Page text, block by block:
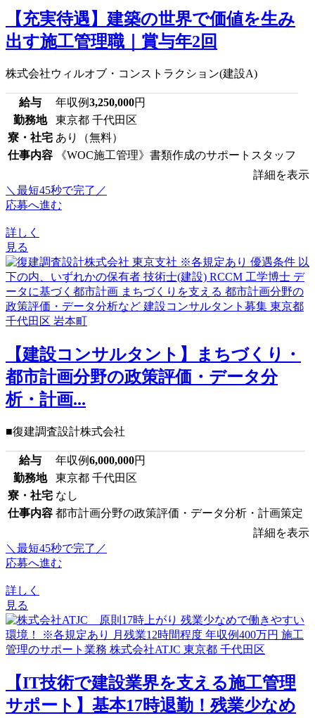
【充実待遇】建築の世界で価値を生み
出す施工管理職｜賞与年2回
株式会社ウィルオブ・コンストラクション(建設A)
給与 年収例3,250,000円
勤務地
東京都 千代田区
寮・社宅 あり（無料）
仕事内容
《WOC施工管理》書類作成のサポートスタッフ
詳細を表示
＼最短45秒で完了／
応募へ進む
詳しく
見る
【建設コンサルタント】まちづくり・
都市計画分野の政策評価・データ分
析・計画...
■復建調査設計株式会社
給与 年収例6,000,000円
勤務地
東京都 千代田区
寮・社宅 なし
仕事内容 都市計画分野の政策評価・データ分析・計画策定
詳細を表示
＼最短45秒で完了／
応募へ進む
詳しく
見る
【IT技術で建設業界を支える施工管理
サポート】基本17時退勤！残業少なめ